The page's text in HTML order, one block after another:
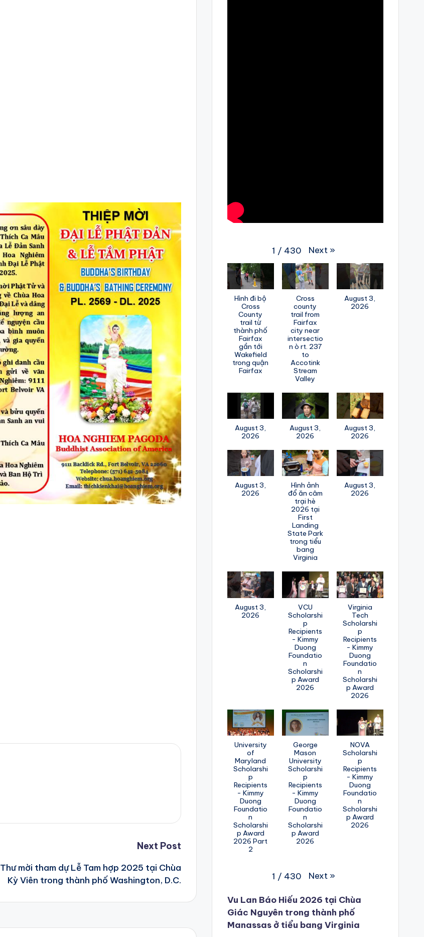
Next Post
Thư mời tham dự Lễ Tam hợp 2025 tại Chùa
Kỳ Viên trong thành phố Washington, D.C.
1 / 430 Next »
Hình đi bộ
Cross
County
trail từ
thành phố
Fairfax
gần tới
Wakefield
trong quận
Fairfax
Cross
county
trail from
Fairfax
city near
intersectio
n ò rt. 237
to
Accotink
Stream
Valley
August 3,
2026
August 3,
2026
August 3,
2026
August 3,
2026
August 3,
2026
Hình ảnh
đổ ăn câm
trại hè
2026 tại
First
Landing
State Park
trong tiểu
bang
Virginia
August 3,
2026
August 3,
2026
VCU
Scholarshi
p
Recipients
- Kimmy
Duong
Foundatio
n
Scholarshi
p Award
2026
Virginia
Tech
Scholarshi
p
Recipients
- Kimmy
Duong
Foundatio
n
Scholarshi
p Award
2026
University
of
Maryland
Scholarshi
p
Recipients
- Kimmy
Duong
Foundatio
n
Scholarshi
p Award
2026 Part
2
George
Mason
University
Scholarshi
p
Recipients
- Kimmy
Duong
Foundatio
n
Scholarshi
p Award
2026
NOVA
Scholarshi
p
Recipients
- Kimmy
Duong
Foundatio
n
Scholarshi
p Award
2026
1 / 430 Next »
Vu Lan Báo Hiếu 2026 tại Chùa
Giác Nguyên trong thành phố
Manassas ở tiểu bang Virginia